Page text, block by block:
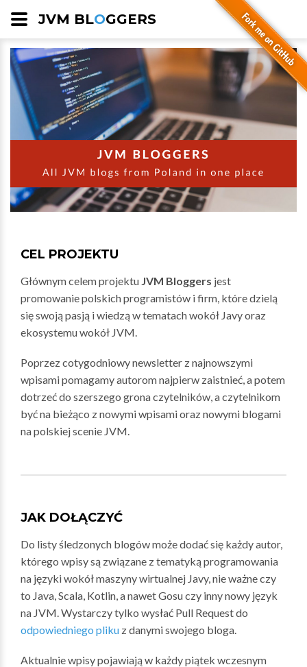
JVM BLOGGERS
CEL PROJEKTU
Głównym celem projektu JVM Bloggers jest
promowanie polskich programistów i firm, które dzielą
się swoją pasją i wiedzą w tematach wokół Javy oraz
ekosystemu wokół JVM.
Poprzez cotygodniowy newsletter z najnowszymi
wpisami pomagamy autorom najpierw zaistnieć, a potem
dotrzeć do szerszego grona czytelników, a czytelnikom
być na bieżąco z nowymi wpisami oraz nowymi blogami
na polskiej scenie JVM.
JAK DOŁĄCZYĆ
Do listy śledzonych blogów może dodać się każdy autor,
którego wpisy są związane z tematyką programowania
na języki wokół maszyny wirtualnej Javy, nie ważne czy
to Java, Scala, Kotlin, a nawet Gosu czy inny nowy język
na JVM. Wystarczy tylko wysłać Pull Request do
odpowiedniego pliku z danymi swojego bloga.
Aktualnie wpisy pojawiają w każdy piątek wczesnym